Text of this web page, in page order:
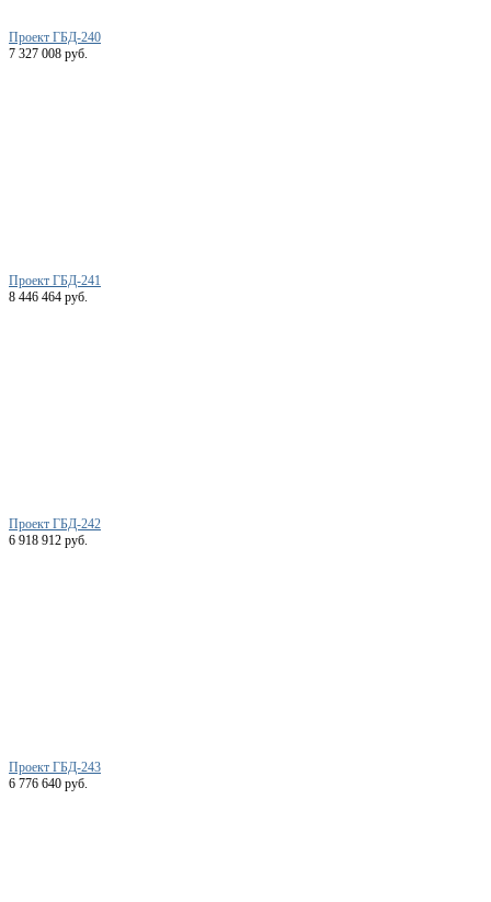
Проект ГБД-240
7 327 008 руб.
Проект ГБД-241
8 446 464 руб.
Проект ГБД-242
6 918 912 руб.
Проект ГБД-243
6 776 640 руб.